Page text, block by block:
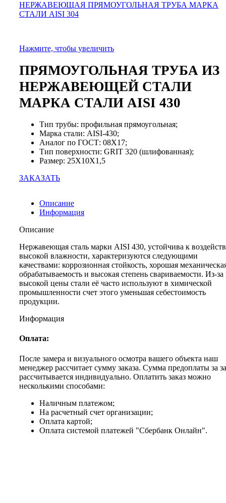
НЕРЖАВЕЮЩАЯ ПРЯМОУГОЛЬНАЯ ТРУБА МАРКА
СТАЛИ AISI 304
Нажмите, чтобы увеличить
ПРЯМОУГОЛЬНАЯ ТРУБА ИЗ
НЕРЖАВЕЮЩЕЙ СТАЛИ
МАРКА СТАЛИ AISI 430
Тип трубы: профильная прямоугольная;
Марка стали: AISI-430;
Аналог по ГОСТ: 08Х17;
Тип поверхности: GRIT 320 (шлифованная);
Размер: 25X10X1,5
ЗАКАЗАТЬ
Описание
Информация
Описание
Нержавеющая сталь марки AISI 430, устойчива к
высокой влажности, характеризуются следующими
качествами: коррозионная стойкость, хорошая
обрабатываемость и высокая степень свариваемости. Из-за
высокой цены стали её часто используют в химической
промышленности счет этого уменьшая себестоимость
продукции.
Информация
Оплата:
После замера и визуального осмотра вашего объекта наш
менеджер рассчитает сумму заказа. Сумма предоплаты за
рассчитывается индивидуально. Оплатить заказ можно
несколькими способами:
Наличным платежом;
На расчетный счет организации;
Оплата картой;
Оплата системой платежей "Сбербанк Онлайн".